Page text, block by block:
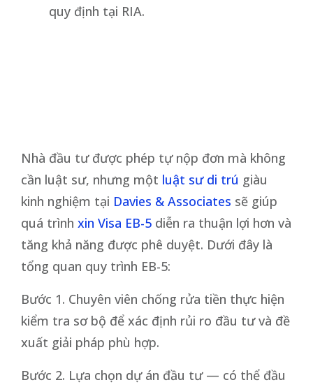
quy định tại RIA.
Nhà đầu tư được phép tự nộp đơn mà không
cần luật sư, nhưng một luật sư di trú giàu
kinh nghiệm tại Davies & Associates sẽ giúp
quá trình xin Visa EB-5 diễn ra thuận lợi hơn và
tăng khả năng được phê duyệt. Dưới đây là
tổng quan quy trình EB-5:
Bước 1. Chuyên viên chống rửa tiền thực hiện
kiểm tra sơ bộ để xác định rủi ro đầu tư và đề
xuất giải pháp phù hợp.
Bước 2. Lựa chọn dự án đầu tư — có thể đầu